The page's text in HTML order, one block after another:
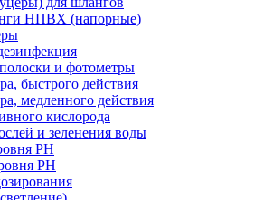
НПВХ (напорные)
и фотометры
быстрого действия
медленного действия
кислорода
и зеленения воды
РН
РН